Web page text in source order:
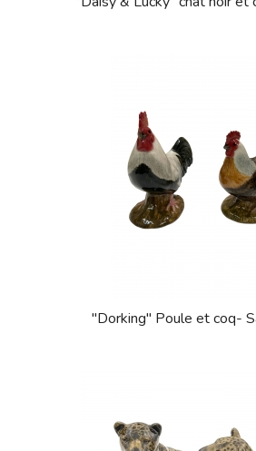
"Dorking" Poule et coq-